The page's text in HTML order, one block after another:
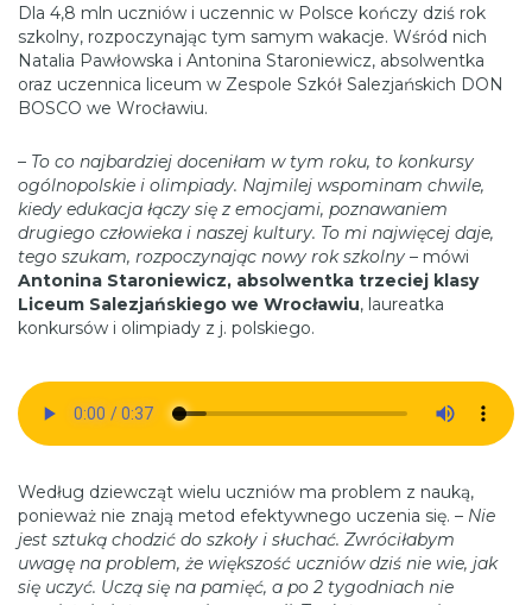
Dla 4,8 mln uczniów i uczennic w Polsce kończy dziś rok
szkolny, rozpoczynając tym samym wakacje. Wśród nich
Natalia Pawłowska i Antonina Staroniewicz, absolwentka
oraz uczennica liceum w Zespole Szkół Salezjańskich DON
BOSCO we Wrocławiu.
– To co najbardziej doceniłam w tym roku, to konkursy
ogólnopolskie i olimpiady. Najmilej wspominam chwile,
kiedy edukacja łączy się z emocjami, poznawaniem
drugiego człowieka i naszej kultury. To mi najwięcej daje,
tego szukam, rozpoczynając nowy rok szkolny – mówi
Antonina Staroniewicz, absolwentka trzeciej klasy
Liceum Salezjańskiego we Wrocławiu, laureatka
konkursów i olimpiady z j. polskiego.
Według dziewcząt wielu uczniów ma problem z nauką,
ponieważ nie znają metod efektywnego uczenia się. – Nie
jest sztuką chodzić do szkoły i słuchać. Zwróciłabym
uwagę na problem, że większość uczniów dziś nie wie, jak
się uczyć. Uczą się na pamięć, a po 2 tygodniach nie